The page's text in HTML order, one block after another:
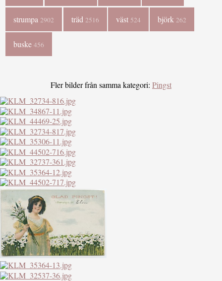
strumpa 2902 träd 2516 väst 524 björk 262
buske456
Fler bilder från samma kategori: Pingst